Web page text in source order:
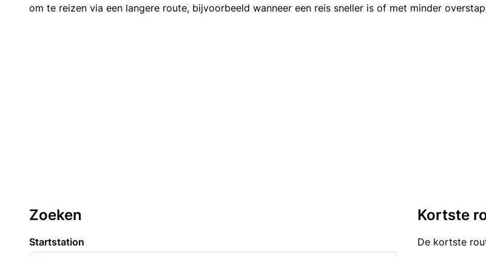
om te reizen via een langere route, bijvoorbeeld wanneer een reis sneller is of met minder
Zoeken
Startstation
Kortste
De kortste